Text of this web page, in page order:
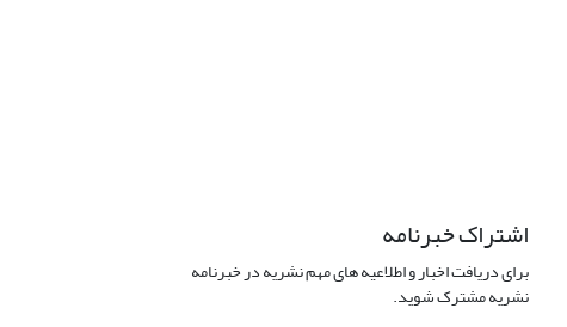
اشتراک خبرنامه
برای دریافت اخبار و اطلاعیه های مهم نشریه در خبرنامه
نشریه مشترک شوید.